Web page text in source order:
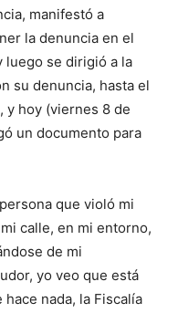
manifestó a
la denuncia en el
luego se dirigió a la
su denuncia, hasta el
y hoy (viernes 8 de
un documento para
que violó mi
calle, en mi entorno,
de mi
yo veo que está
nada, la Fiscalía